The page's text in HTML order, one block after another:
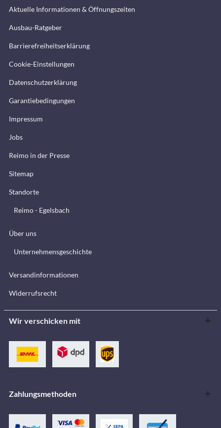
Aktuelle Informationen & Öffnungszeiten
Ausbau-Ratgeber
Barrierefreiheitserklärung
Cookie-Einstellungen
Datenschutzerklärung
Garantiebedingungen
Impressum
Jobs
Reimo in der Presse
Sitemap
Standorte
Reimo - Egelsbach
Über uns
Unternehmensgeschichte
Versandinformationen
Widerrufsrecht
Wir verschicken mit
Zahlungsmethoden